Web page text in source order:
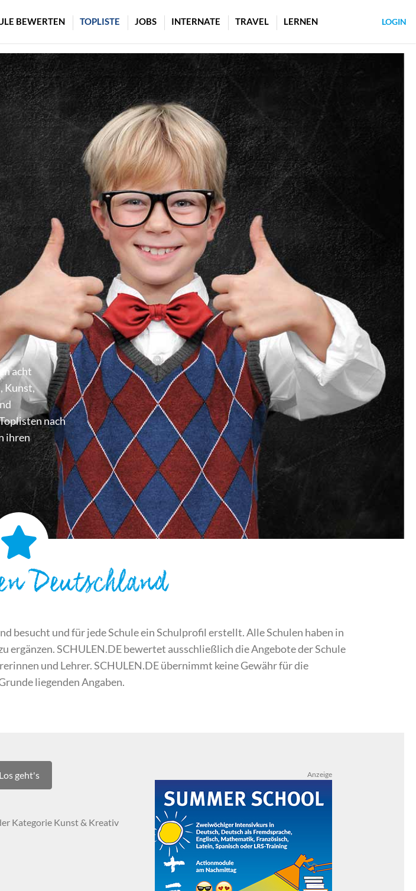
BEWERTEN TOPLISTE JOBS INTERNATE TRAVEL LERNEN LOGIN
acht
Kunst,
nach
ihren
Deutschland
besucht und für jede Schule ein Schulprofil erstellt. Alle Schulen haben in
SCHULEN.DE bewertet ausschließlich die Angebote der Schule
und Lehrer. SCHULEN.DE übernimmt keine Gewähr für die
liegenden Angaben.
Los geht's
Kategorie Kunst & Kreativ
Anzeige